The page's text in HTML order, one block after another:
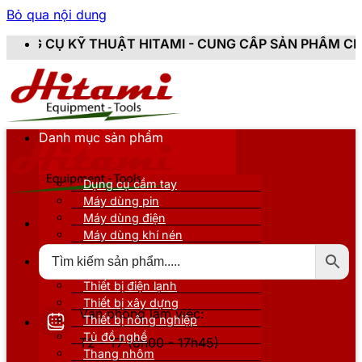
Bỏ qua nội dung
HITAMI - CUNG CẤP SẢN PHẨM CHÍNH HÃNG,
Văn phòng làm việc:
T2 - T7 (8h00 - 17h45)
Danh mục sản phẩm
Dụng cụ cầm tay
Máy dùng pin
Máy dùng điện
Máy dùng khí nén
Thiết bị nâng đỡ
Thiết bị điện lạnh
Thiết bị xây dựng
Thiết bị nông nghiệp
Tủ đồ nghề
Thang nhôm